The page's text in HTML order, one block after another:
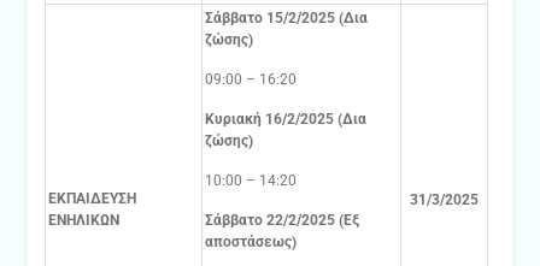
ΕΚΠΑΙΔΕΥΣΗ
ΕΝΗΛΙΚΩΝ
Σάββατο 15/2/2025 (Δια
ζώσης)
09:00 – 16:20
Κυριακή 16/2/2025 (Δια
ζώσης)
10:00 – 14:20
Σάββατο 22/2/2025 (Εξ
αποστάσεως)
31/3/2025